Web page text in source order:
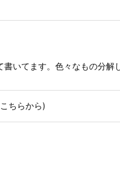
いてます。色々なもの分解
ちらから)